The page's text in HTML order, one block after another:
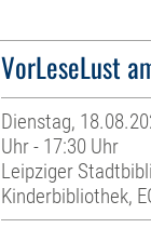
VorLeseLust
Dienstag,
Uhr - 17:30 Uhr
Leipziger
Kinderbibliothek,